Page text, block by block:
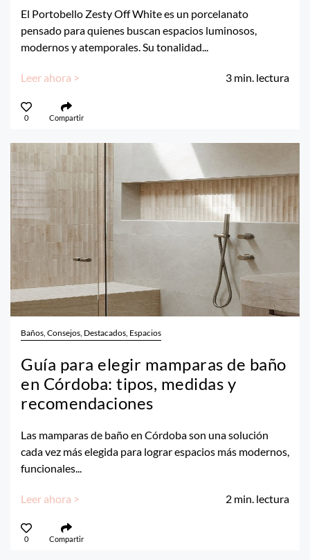
El Portobello Zesty Off White es un porcelanato
pensado para quienes buscan espacios luminosos,
modernos y atemporales. Su tonalidad...
Leer ahora > 3 min. lectura
0 Compartir
Baños, Consejos, Destacados, Espacios
Guía para elegir mamparas de baño
en Córdoba: tipos, medidas y
recomendaciones
Las mamparas de baño en Córdoba son una solución
cada vez más elegida para lograr espacios más modernos,
funcionales...
Leer ahora > 2 min. lectura
0 Compartir